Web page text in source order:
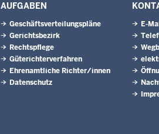
AUFGABEN
Geschäftsverteilungspläne
Gerichtsbezirk
Rechtspflege
Güterichterverfahren
Ehrenamtliche Richter/innen
Datenschutz
E-